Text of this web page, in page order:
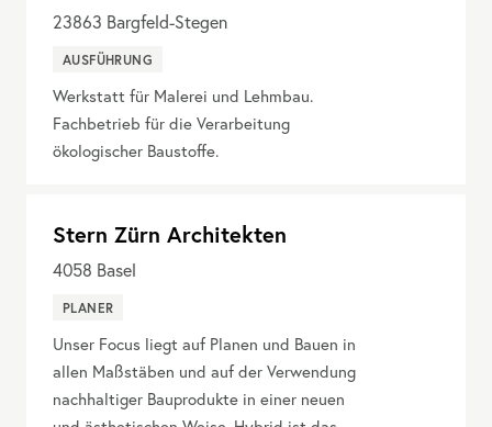
23863 Bargfeld-Stegen
AUSFÜHRUNG
Werkstatt für Malerei und Lehmbau.
Fachbetrieb für die Verarbeitung
ökologischer Baustoffe.
Stern Zürn Architekten
4058 Basel
PLANER
Unser Focus liegt auf Planen und Bauen in
allen Maßstäben und auf der Verwendung
nachhaltiger Bauprodukte in einer neuen